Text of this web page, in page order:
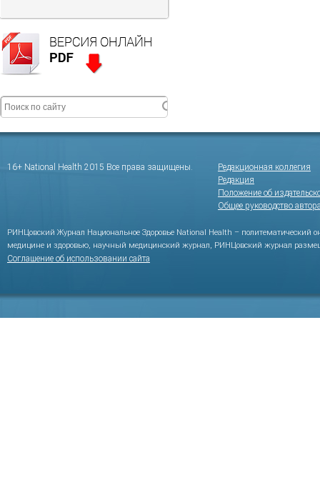
16+ National Health 2015 Все права защищены.
Редакционная коллегия
Редакция
Положение об
Общее руководство
РИНЦовский Журнал Национальное Здоровье National Health –
медицине и здоровью, научный медицинский журнал, РИНЦовский журнал
Соглашение об использовании сайта